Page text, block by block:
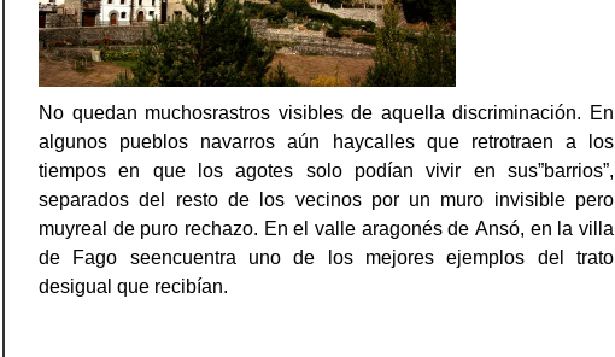
No quedan muchosrastros visibles de aquella discriminación. En
algunos pueblos navarros aún haycalles que retrotraen a los
tiempos en que los agotes solo podían vivir en sus”barrios”,
separados del resto de los vecinos por un muro invisible pero
muyreal de puro rechazo. En el valle aragonés de Ansó, en la villa
de Fago seencuentra uno de los mejores ejemplos del trato
desigual que recibían.